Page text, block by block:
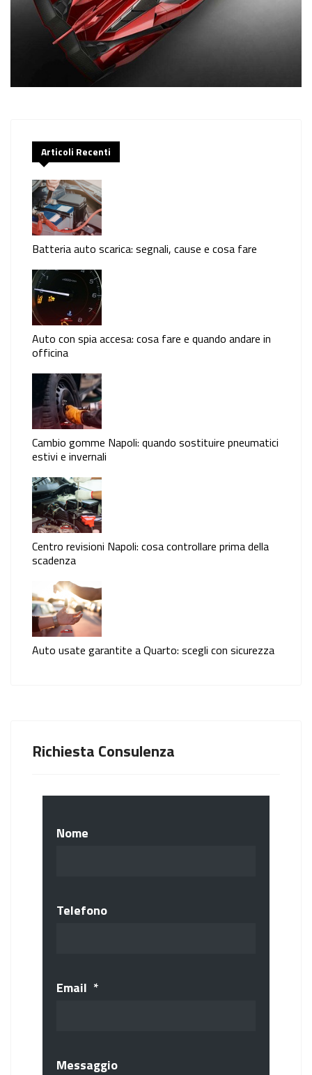
Articoli Recenti
Batteria auto scarica: segnali, cause e cosa fare
Auto con spia accesa: cosa fare e quando andare in
officina
Cambio gomme Napoli: quando sostituire pneumatici
estivi e invernali
Centro revisioni Napoli: cosa controllare prima della
scadenza
Auto usate garantite a Quarto: scegli con sicurezza
Richiesta Consulenza
Nome
Telefono
Email *
Messaggio